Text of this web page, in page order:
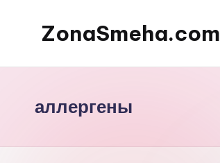
ПерейтиZonaSmeha.com
Правильное
питание
аллергены